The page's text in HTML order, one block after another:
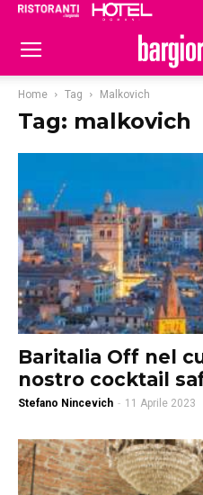
Home Tag Malkovich
Tag: malkovich
Baritalia Off nel
nostro cocktail
Stefano Nincevich - 11 Aprile 2023